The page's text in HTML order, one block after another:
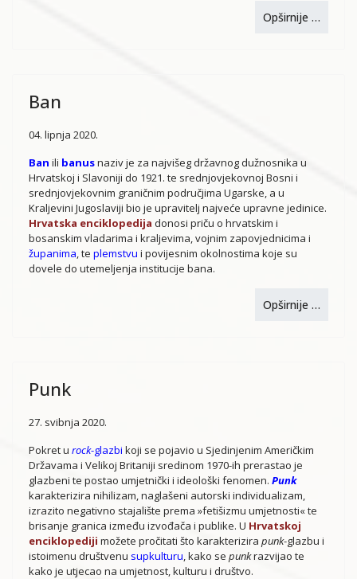
Opširnije …
Ban
04. lipnja 2020.
Ban ili banusnaziv je za najvišeg državnog dužnosnika u
Hrvatskoj i Slavoniji do 1921. te srednjovjekovnoj Bosni i
srednjovjekovnim graničnim područjima Ugarske, a u
Kraljevini Jugoslaviji bio je upravitelj najveće upravne jedinice.
Hrvatska enciklopedija donosi priču o hrvatskim i
bosanskim vladarima i kraljevima, vojnim zapovjednicima i
županima, te plemstvu i povijesnim okolnostima koje su
dovele do utemeljenja institucije bana.
Opširnije …
Punk
27. svibnja 2020.
Pokret u rock-glazbi koji se pojavio u Sjedinjenim Američkim
Državama i Velikoj Britaniji sredinom 1970-ih prerastao je
glazbeni te postao umjetnički i ideološki fenomen. Punk
karakterizira nihilizam, naglašeni autorski individualizam,
izrazito negativno stajalište prema »fetišizmu umjetnosti« te
brisanje granica između izvođača i publike. U Hrvatskoj
enciklopediji možete pročitati što karakterizira punk-glazbu i
istoimenu društvenu supkulturu, kako se punkrazvijao te
kako je utjecao na umjetnost, kulturu i društvo.